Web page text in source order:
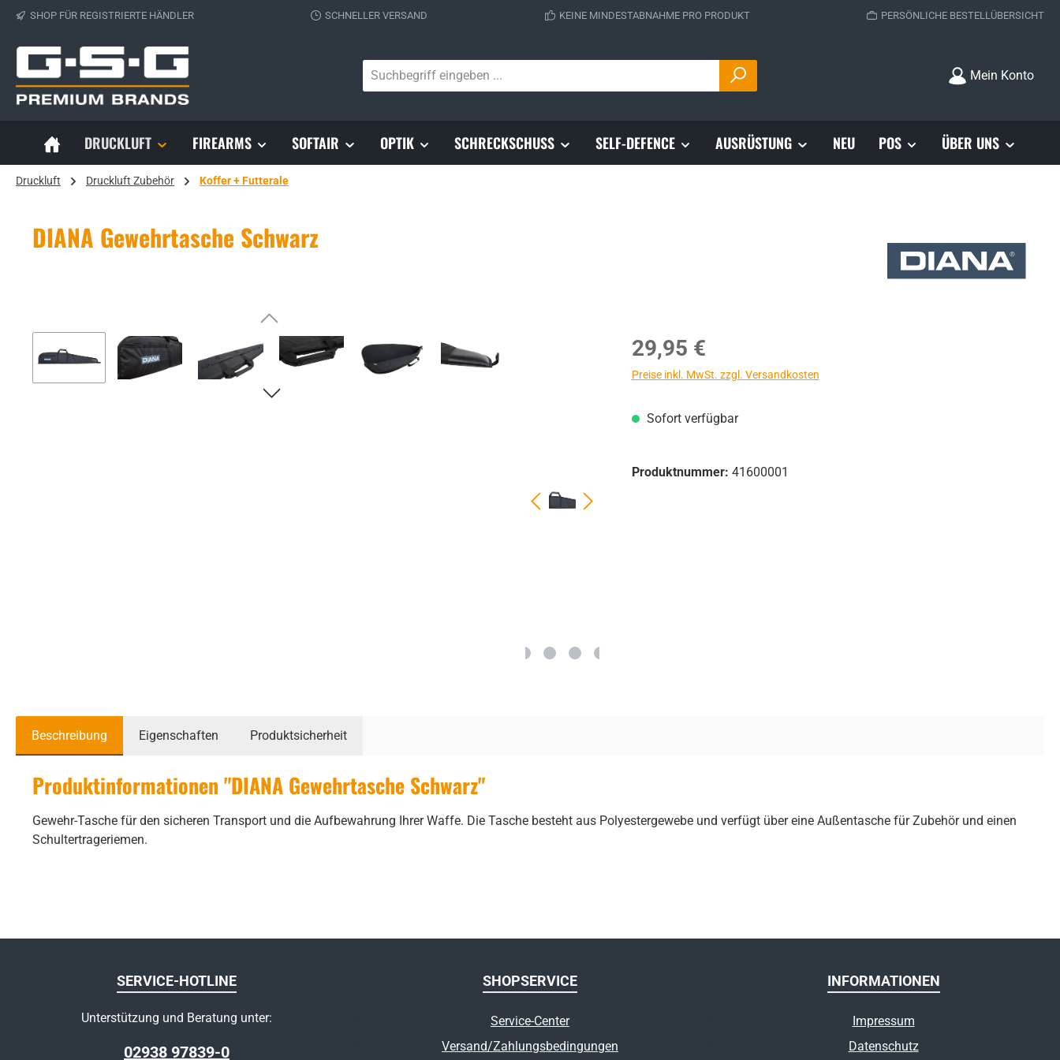
Hauptinhalt springen
Zur Suche springen
Zur Hauptnavigation springen
SHOP FÜR REGISTRIERTE HÄNDLER SCHNELLER VERSAND KEINE MINDESTABNAHME PRO PRODUKT PERSÖNLICHE BESTELLÜBERSICHT
Mein Konto
DRUCKLUFT FIREARMS SOFTAIR OPTIK SCHRECKSCHUSS SELF-DEFENCE AUSRÜSTUNG NEU POS ÜBER UNS
Druckluft Druckluft Zubehör Koffer + Futterale
DIANA Gewehrtasche Schwarz
Bildergalerie überspringen Regulärer Preis:
29,95 €
Preise inkl. MwSt. zzgl. Versandkosten
Sofort verfügbar
Produktnummer: 41600001
Beschreibung Eigenschaften Produktsicherheit
Produktinformationen "DIANA Gewehrtasche Schwarz"
Gewehr-Tasche für den sicheren Transport und die Aufbewahrung Ihrer Waffe. Die Tasche besteht aus Polyestergewebe und verfügt über eine Außentasche für Zubehör und einen
Schultertrageriemen.
SERVICE-HOTLINE
Unterstützung und Beratung unter:
02938 97839-0
SHOPSERVICE
Service-Center
Versand/Zahlungsbedingungen
INFORMATIONEN
Impressum
Datenschutz